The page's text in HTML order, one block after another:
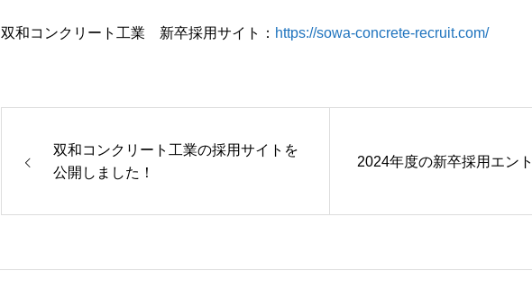
双和コンクリート工業 新卒採用サイト： https://sowa-concrete-recruit.com/
双和コンクリート工業の採用サイトを
公開しました！
2024年度の新卒採用エン